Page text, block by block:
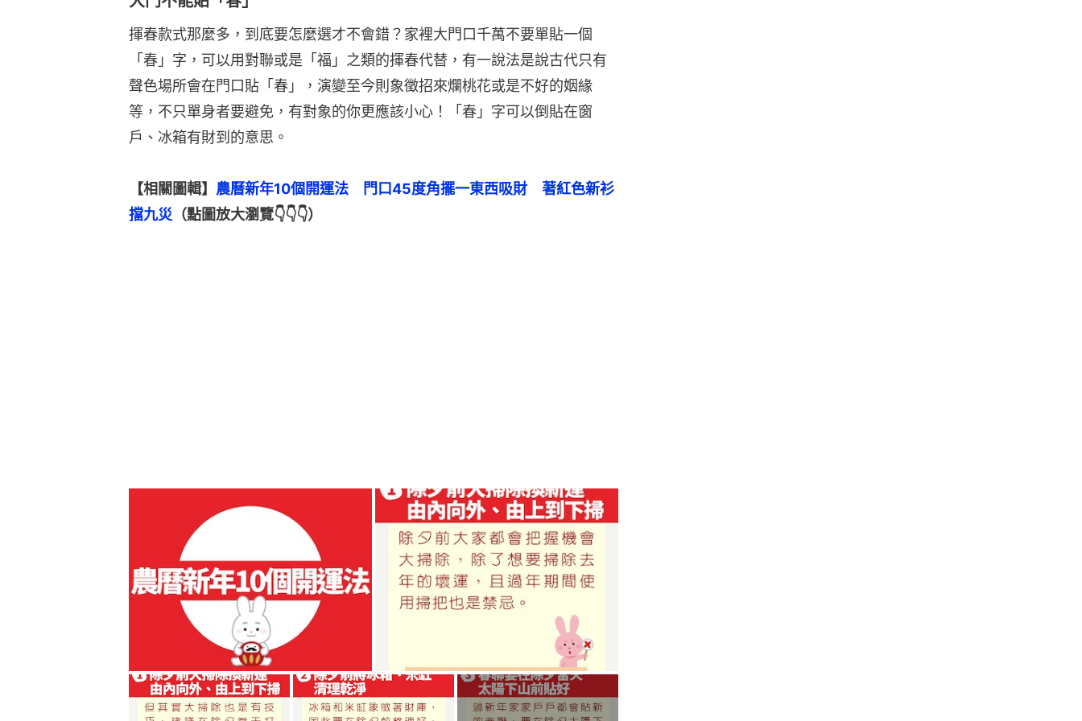
揮春款式那麼多，到底要怎麼選才不會錯？家裡大門口千萬不要單貼一個
「春」字，可以用對聯或是「福」之類的揮春代替，有一說法是說古代只有
聲色場所會在門口貼「春」，演變至今則象徵招來爛桃花或是不好的姻緣
等，不只單身者要避免，有對象的你更應該小心！「春」字可以倒貼在窗
戶、冰箱有財到的意思。
【相關圖輯】 農曆新年10個開運法　門口45度角擺一東西吸財　著紅色新衫
擋九災 （點圖放大瀏覽👇👇👇）